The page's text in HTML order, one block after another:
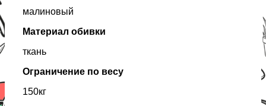
малиновый
Материал обивки
ткань
Ограничение по весу
150кг